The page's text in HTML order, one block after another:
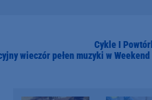
Cykle I
wieczór pełen muzyki w Weekend